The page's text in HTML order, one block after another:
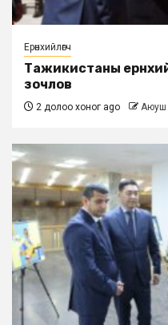
Ерөнхийлөгч
Тажикистаны
зочлов
2 долоо хоног ago Аюуш